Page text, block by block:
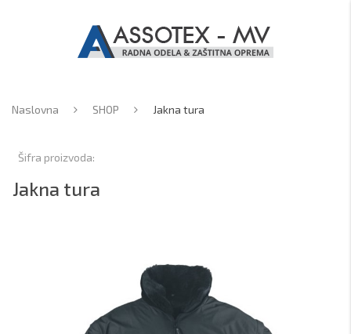
Naslovna SHOP Jakna tura
Šifra proizvoda:
Jakna tura